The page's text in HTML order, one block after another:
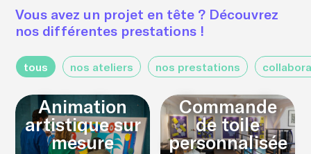
Vous avez un projet en tête ? Découvrez
nos différentes prestations !
tous nos ateliers nos prestations
Animation
artistique sur
mesure
Commande
de toile
personnalisée